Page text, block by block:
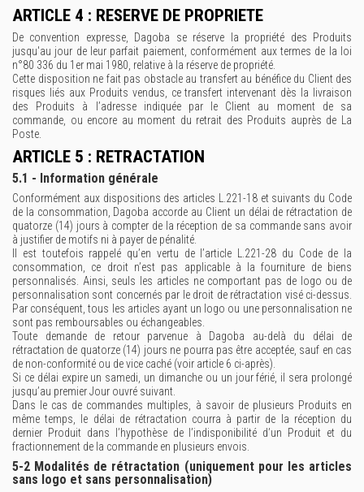
ARTICLE 4 : RESERVE DE PROPRIETE
De convention expresse, Dagoba se réserve la propriété des Produits
jusqu'au jour de leur parfait paiement, conformément aux termes de la loi
n°80 336 du 1er mai 1980, relative à la réserve de propriété.
Cette disposition ne fait pas obstacle au transfert au bénéfice du Client des
risques liés aux Produits vendus, ce transfert intervenant dès la livraison
des Produits à l’adresse indiquée par le Client au moment de sa
commande, ou encore au moment du retrait des Produits auprès de La
Poste.
ARTICLE 5 : RETRACTATION
5.1 - Information générale
Conformément aux dispositions des articles L.221-18 et suivants du Code
de la consommation, Dagoba accorde au Client un délai de rétractation de
quatorze (14) jours à compter de la réception de sa commande sans avoir
à justifier de motifs ni à payer de pénalité.
Il est toutefois rappelé qu’en vertu de l’article L.221-28 du Code de la
consommation, ce droit n’est pas applicable à la fourniture de biens
personnalisés. Ainsi, seuls les articles ne comportant pas de logo ou de
personnalisation sont concernés par le droit de rétractation visé ci-dessus.
Par conséquent, tous les articles ayant un logo ou une personnalisation ne
sont pas remboursables ou échangeables.
Toute demande de retour parvenue à Dagoba au-delà du délai de
rétractation de quatorze (14) jours ne pourra pas être acceptée, sauf en cas
de non-conformité ou de vice caché (voir article 6 ci-après).
Si ce délai expire un samedi, un dimanche ou un jour férié, il sera prolongé
jusqu’au premier Jour ouvré suivant.
Dans le cas de commandes multiples, à savoir de plusieurs Produits en
même temps, le délai de rétractation courra à partir de la réception du
dernier Produit dans l’hypothèse de l’indisponibilité d’un Produit et du
fractionnement de la commande en plusieurs envois.
5-2 Modalités de rétractation (uniquement pour les articles
sans logo et sans personnalisation)